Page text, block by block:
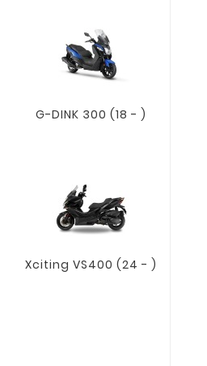
G-DINK 300 (18 - )
Xciting VS400 (24 - )